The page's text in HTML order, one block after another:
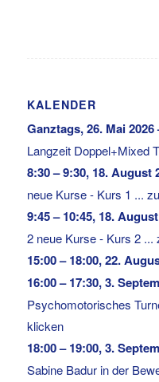
KALENDER
Ganztags,26. Mai 2026
Langzeit Doppel+Mixed
8:30– 9:30, 18. August
neue Kurse - Kurs 1 ...
9:45– 10:45, 18.
2 neue Kurse - Kurs 2
15:00– 18:00,22.
16:00– 17:30,3.
Psychomotorisches
klicken
18:00– 19:00,3.
Sabine Badur in der